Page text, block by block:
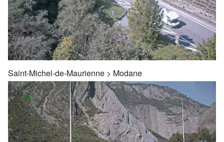
Saint-Michel-de-Maurienne > Modane